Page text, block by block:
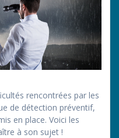
rencontrées par les
de détection préventif,
en place. Voici les
à son sujet !